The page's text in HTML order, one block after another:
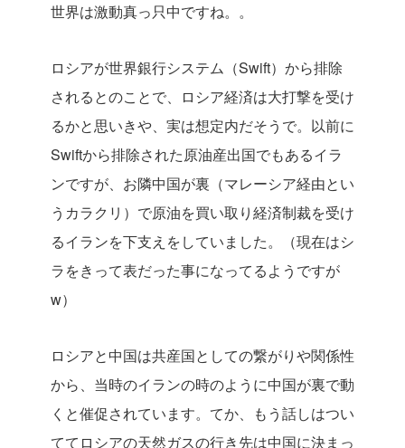
世界は激動真っ只中ですね。。
ロシアが世界銀行システム（Swift）から排除
されるとのことで、ロシア経済は大打撃を受け
るかと思いきや、実は想定内だそうで。以前に
Swiftから排除された原油産出国でもあるイラ
ンですが、お隣中国が裏（マレーシア経由とい
うカラクリ）で原油を買い取り経済制裁を受け
るイランを下支えをしていました。（現在はシ
ラをきって表だった事になってるようですが
w）
ロシアと中国は共産国としての繋がりや関係性
から、当時のイランの時のように中国が裏で動
くと催促されています。てか、もう話しはつい
ててロシアの天然ガスの行き先は中国に決まっ